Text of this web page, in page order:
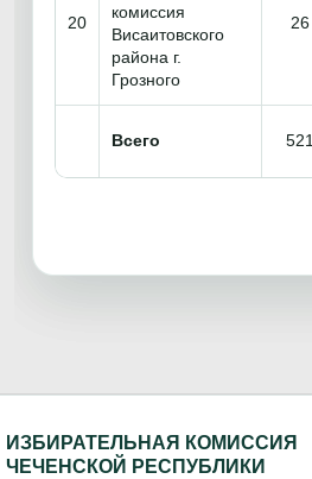
20
комиссия
Висаитовского
района г.
Грозного
26
Всего 521
ИЗБИРАТЕЛЬНАЯ КОМИССИЯ
ЧЕЧЕНСКОЙ РЕСПУБЛИКИ